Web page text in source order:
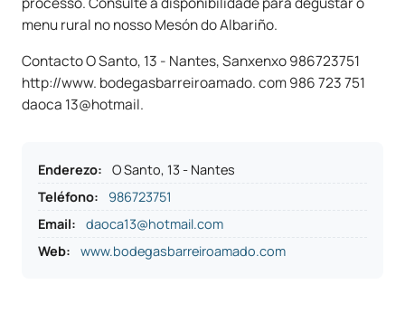
menu rural no nosso Mesón do Albariño.
Contacto O Santo, 13 - Nantes, Sanxenxo 986723751
http://www. bodegasbarreiroamado. com 986 723 751
daoca 13@hotmail.
Enderezo:
O Santo, 13 - Nantes
Teléfono:
986723751
Email:
daoca13@hotmail.com
Web:
www.bodegasbarreiroamado.com